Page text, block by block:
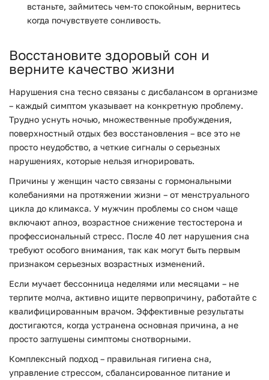
встаньте, займитесь чем-то спокойным, вернитесь
когда почувствуете сонливость.
Восстановите здоровый сон и
верните качество жизни
Нарушения сна тесно связаны с дисбалансом в организме
– каждый симптом указывает на конкретную проблему.
Трудно уснуть ночью, множественные пробуждения,
поверхностный отдых без восстановления – все это не
просто неудобство, а четкие сигналы о серьезных
нарушениях, которые нельзя игнорировать.
Причины у женщин часто связаны с гормональными
колебаниями на протяжении жизни – от менструального
цикла до климакса. У мужчин проблемы со сном чаще
включают апноэ, возрастное снижение тестостерона и
профессиональный стресс. После 40 лет нарушения сна
требуют особого внимания, так как могут быть первым
признаком серьезных возрастных изменений.
Если мучает бессонница неделями или месяцами – не
терпите молча, активно ищите первопричину, работайте с
квалифицированным врачом. Эффективные результаты
достигаются, когда устранена основная причина, а не
просто заглушены симптомы снотворными.
Комплексный подход – правильная гигиена сна,
управление стрессом, сбалансированное питание и